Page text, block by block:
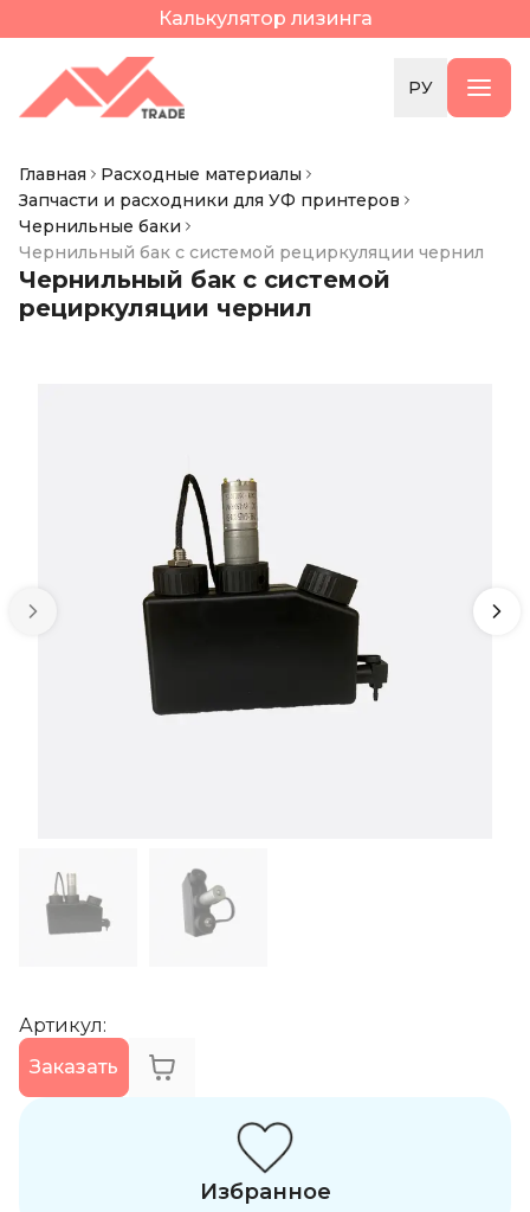
Калькулятор лизинга
РУ
Главная
Расходные материалы
Запчасти и расходники для УФ принтеров
Чернильные баки
Чернильный бак с системой рециркуляции чернил
Чернильный бак с системой
рециркуляции чернил
Артикул:
Заказать
Избранное